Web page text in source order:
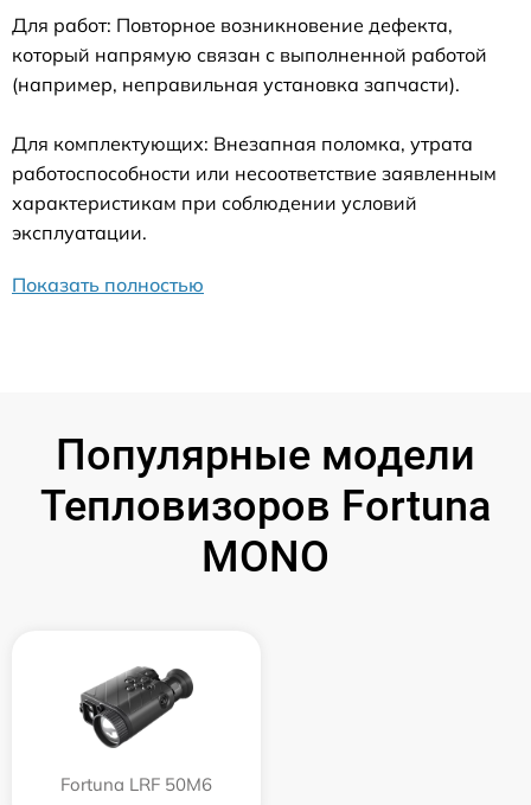
Для работ: Повторное возникновение дефекта,
который напрямую связан с выполненной работой
(например, неправильная установка запчасти).
Для комплектующих: Внезапная поломка, утрата
работоспособности или несоответствие заявленным
характеристикам при соблюдении условий
эксплуатации.
Показать полностью
Популярные модели
Тепловизоров Fortuna
MONO
Fortuna LRF 50M6